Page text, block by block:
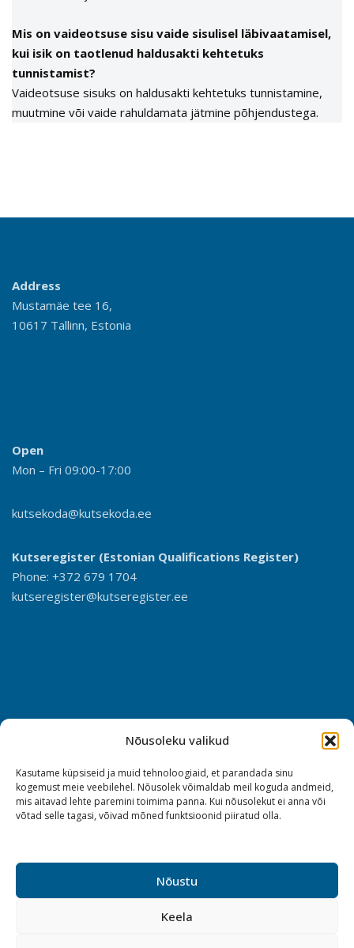
Nõusoleku valikud
Kasutame küpsiseid ja muid tehnoloogiaid, et parandada sinu
kogemust meie veebilehel. Nõusolek võimaldab meil koguda andmeid,
mis aitavad lehte paremini toimima panna. Kui nõusolekut ei anna või
võtad selle tagasi, võivad mõned funktsioonid piiratud olla.
Nõustu
Keela
Mis on vaideotsuse sisu vaide sisulisel läbivaatamisel,
kui isik on taotlenud haldusakti kehtetuks
tunnistamist?
Vaideotsuse sisuks on haldusakti kehtetuks tunnistamine,
muutmine või vaide rahuldamata jätmine põhjendustega.
Address
Mustamäe tee 16,
10617 Tallinn, Estonia
Open
Mon – Fri 09:00-17:00
kutsekoda@kutsekoda.ee
Kutseregister (Estonian Qualifications Register)
Phone: +372 679 1704
kutseregister@kutseregister.ee